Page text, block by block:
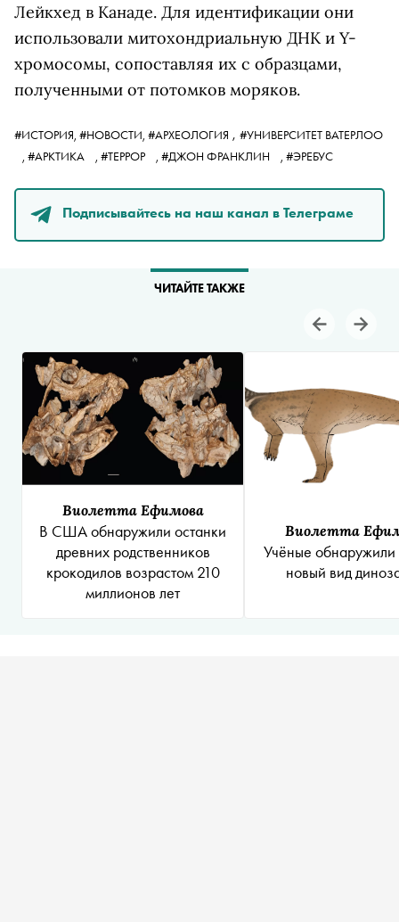
Лейкхед в Канаде. Для идентификации они
использовали митохондриальную ДНК и Y-
хромосомы, сопоставляя их с образцами,
полученными от потомков моряков.
#ИСТОРИЯ, #НОВОСТИ, #АРХЕОЛОГИЯ , #УНИВЕРСИТЕТ ВАТЕРЛОО
#АРКТИКА #ТЕРРОР #ДЖОН ФРАНКЛИН #ЭРЕБУС
Подписывайтесь на наш канал в Телеграме
ЧИТАЙТЕ ТАКЖЕ
Виолетта Ефимова
В США обнаружили останки
древних родственников
крокодилов возрастом 210
миллионов лет
Виолетта
Учёные обнаружили
новый вид